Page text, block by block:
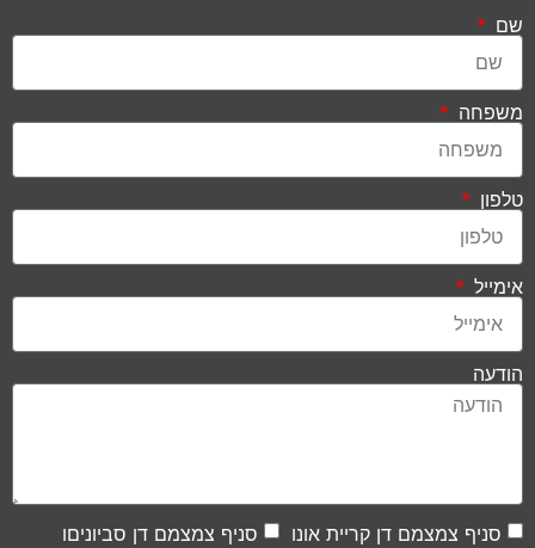
שם
משפחה
טלפון
אימייל
הודעה
סניף צמצמם דן קריית אונו סניף צמצמם דן סביוניםו